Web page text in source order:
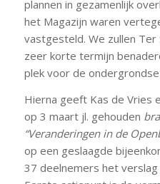
plannen in gezamenlijk
het Magazijn waren
vastgesteld. We zullen
zeer korte termijn
plek voor de
Hierna geeft Kas de Vries
op 3 maart jl. gehouden
“Veranderingen in de
op een geslaagde
37 deelnemers het verslag